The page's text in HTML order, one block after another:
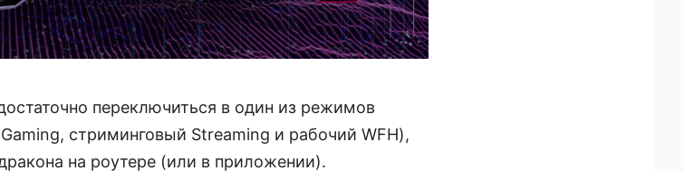
переключиться в один из режимов
стриминговый Streaming и рабочий WFH),
на роутере (или в приложении).